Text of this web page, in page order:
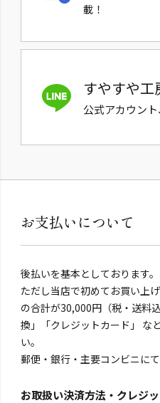
載！
すやすや工
公式アカウン
お支払いについて
後払いを基本としております。
ただし当店で初めてお買い上
の合計が30,000円（税・送料
換」「クレジットカード」 な
い。
郵便・銀行・主要コンビニにて
お取扱い決済方法・クレジ